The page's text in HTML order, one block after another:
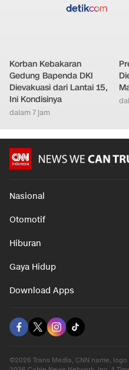
Korban Kebakaran
Gedung Bapenda DKI
Dievakuasi dari Lantai 15,
Ini Kondisinya
dalam 7 jam
Nasional
Otomotif
Hiburan
Gaya Hidup
Download Apps
©2026 Trans Media, CNN name,